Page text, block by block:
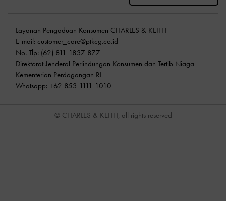
Layanan Pengaduan Konsumen CHARLES & KEITH
E-mail: customer_care@ptkcg.co.id
No. Tlp: (62) 811 1837 877
Direktorat Jenderal Perlindungan Konsumen dan Tertib Niaga
Kementerian Perdagangan RI
Whatsapp: +62 853 1111 1010
© CHARLES & KEITH, all rights reserved